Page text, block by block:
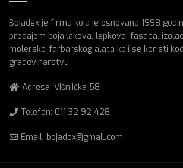
Bojadex je firma koja je osnovana 1998
prodajom boja,lakova, lepkova, fasada,
molersko-farbarskog alata koji se koristi
gradevinarstvu.
Adresa: Višnjička 58
Telefon: 011 32 92 428
Email: bojadex@gmail.com